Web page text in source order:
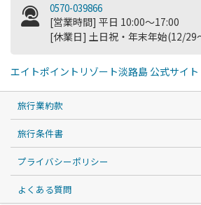
0570-039866
[営業時間] 平日 10:00～17:00
[休業日] 土日祝・年末年始(12/29
エイトポイントリゾート淡路島 公式サイト
旅行業約款
旅行条件書
プライバシーポリシー
よくある質問